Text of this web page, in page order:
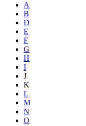
A
B
D
E
F
G
H
I
J
K
L
M
N
O